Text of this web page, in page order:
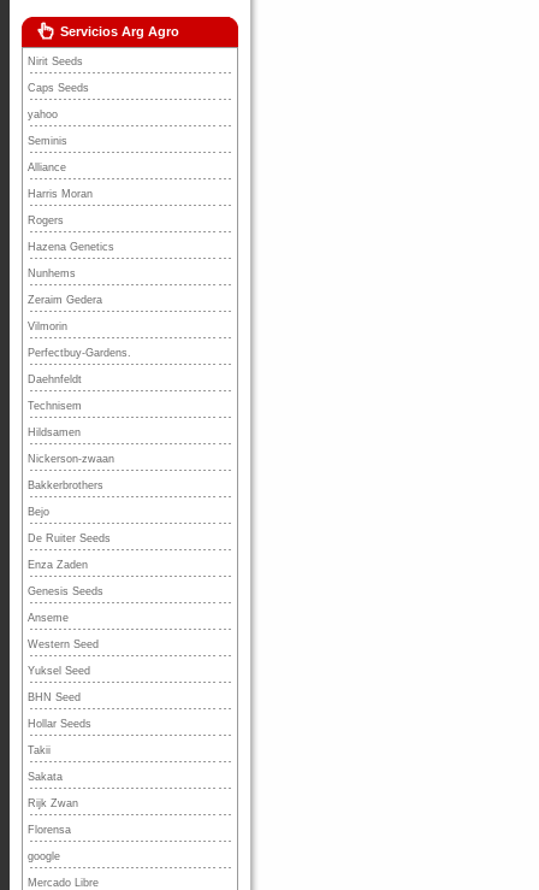
Servicios Arg Agro
Nirit Seeds
Caps Seeds
yahoo
Seminis
Alliance
Harris Moran
Rogers
Hazena Genetics
Nunhems
Zeraim Gedera
Vilmorin
Perfectbuy-Gardens.
Daehnfeldt
Technisem
Hildsamen
Nickerson-zwaan
Bakkerbrothers
Bejo
De Ruiter Seeds
Enza Zaden
Genesis Seeds
Anseme
Western Seed
Yuksel Seed
BHN Seed
Hollar Seeds
Takii
Sakata
Rijk Zwan
Florensa
google
Mercado Libre